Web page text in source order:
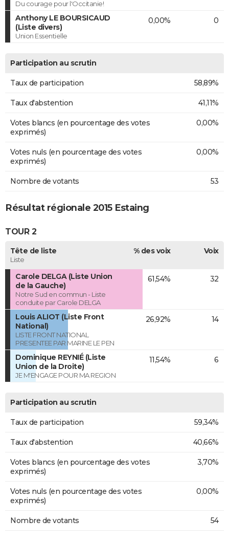
Du courage pour l'Occitanie!
Anthony LE BOURSICAUD
(Liste divers)
Union Essentielle
0,00% 0
Participation au scrutin
Taux de participation 58,89%
Taux d'abstention 41,11%
Votes blancs (en pourcentage des votes
exprimés)
0,00%
Votes nuls (en pourcentage des votes
exprimés)
0,00%
Nombre de votants 53
Résultat régionale 2015 Estaing
TOUR 2
Tête de liste
Liste
% des voix Voix
Carole DELGA (Liste Union
de la Gauche)
Notre Sud en commun - Liste
conduite par Carole DELGA
61,54% 32
Louis ALIOT (Liste Front
National)
LISTE FRONT NATIONAL
PRESENTEE PAR MARINE LE PEN
26,92% 14
Dominique REYNIÉ (Liste
Union de la Droite)
JE M'ENGAGE POUR MA REGION
11,54% 6
Participation au scrutin
Taux de participation 59,34%
Taux d'abstention 40,66%
Votes blancs (en pourcentage des votes
exprimés)
3,70%
Votes nuls (en pourcentage des votes
exprimés)
0,00%
Nombre de votants 54